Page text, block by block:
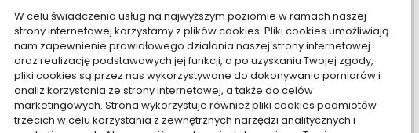
W celu świadczenia usług na najwyższym poziomie w ramach naszej
strony internetowej korzystamy z plików cookies. Pliki cookies umożliwiają
nam zapewnienie prawidłowego działania naszej strony internetowej
oraz realizację podstawowych jej funkcji, a po uzyskaniu Twojej zgody,
pliki cookies są przez nas wykorzystywane do dokonywania pomiarów i
analiz korzystania ze strony internetowej, a także do celów
marketingowych. Strona wykorzystuje również pliki cookies podmiotów
trzecich w celu korzystania z zewnętrznych narzędzi analitycznych i
Moda, Uroda
Motoryzacja, Transport
Sport, Turystyka
Technologie
Usługi
Zdrowie, Medycyna